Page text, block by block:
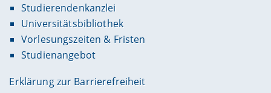
Studierendenkanzlei
Universitätsbibliothek
Vorlesungszeiten & Fristen
Studienangebot
Erklärung zur Barrierefreiheit